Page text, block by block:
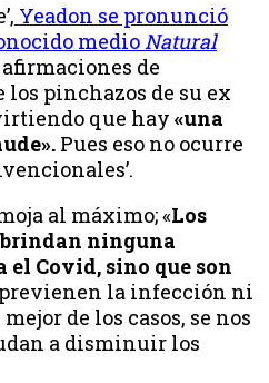
Yeadon se pronunció
medio Natural
de
los pinchazos de su ex
que hay «una
Pues eso no ocurre
al máximo; «Los
ninguna
Covid, sino que son
la infección ni
de los casos, se nos
a disminuir los